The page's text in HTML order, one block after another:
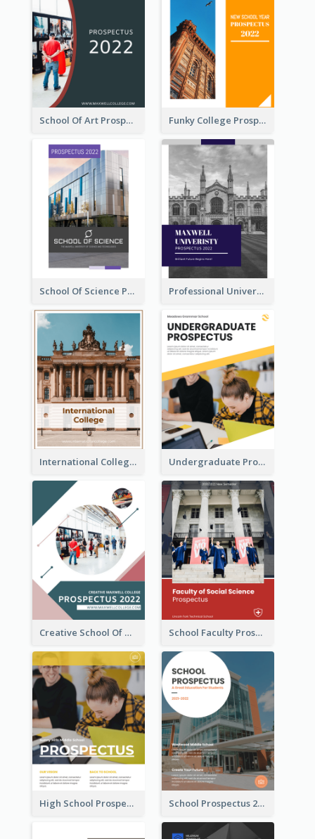
School Of Art Prospectus Funky College Prospectus
School Of Science Prospectus Professional University Prospectus
International College Prospectus Undergraduate Prospectus
Creative School Of Media Prospectus School Faculty Prospectus
High School Prospectus School Prospectus 2022